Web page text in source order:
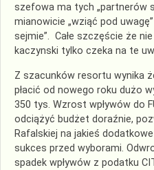
szefowa ma tych „partnerów
mianowicie „wziąć pod
sejmie”. Całe szczęście że
kaczynski tylko czeka na te
Z szacunków resortu wynika
płacić od nowego roku dużo
350 tys. Wzrost wpływów do
odciążyć budżet doraźnie,
Rafalskiej na jakieś
sukces przed wyborami.
spadek wpływów z podatku